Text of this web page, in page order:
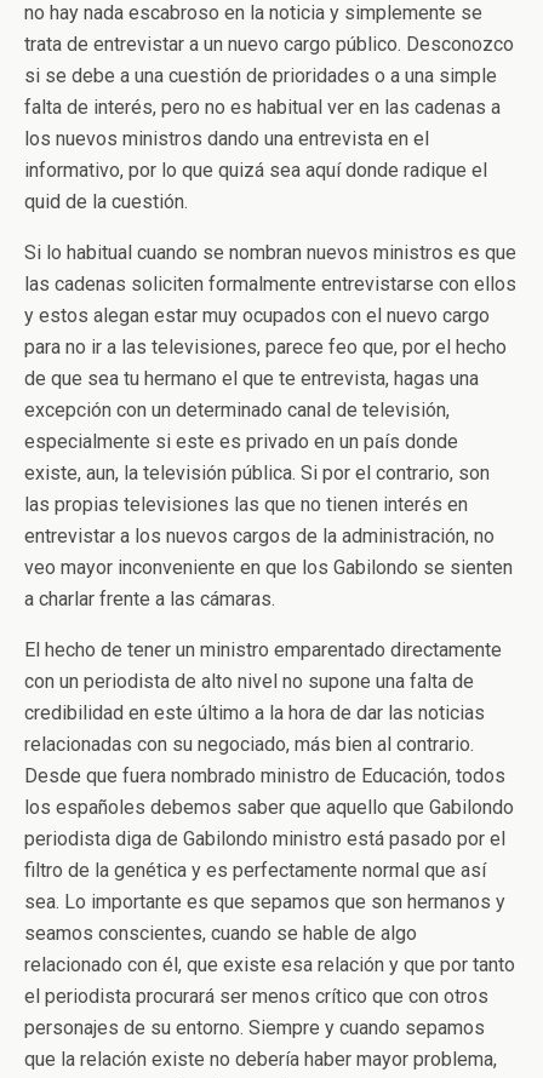
no hay nada escabroso en la noticia y simplemente se
trata de entrevistar a un nuevo cargo público. Desconozco
si se debe a una cuestión de prioridades o a una simple
falta de interés, pero no es habitual ver en las cadenas a
los nuevos ministros dando una entrevista en el
informativo, por lo que quizá sea aquí donde radique el
quid de la cuestión.
Si lo habitual cuando se nombran nuevos ministros es que
las cadenas soliciten formalmente entrevistarse con ellos
y estos alegan estar muy ocupados con el nuevo cargo
para no ir a las televisiones, parece feo que, por el hecho
de que sea tu hermano el que te entrevista, hagas una
excepción con un determinado canal de televisión,
especialmente si este es privado en un país donde
existe, aun, la televisión pública. Si por el contrario, son
las propias televisiones las que no tienen interés en
entrevistar a los nuevos cargos de la administración, no
veo mayor inconveniente en que los Gabilondo se sienten
a charlar frente a las cámaras.
El hecho de tener un ministro emparentado directamente
con un periodista de alto nivel no supone una falta de
credibilidad en este último a la hora de dar las noticias
relacionadas con su negociado, más bien al contrario.
Desde que fuera nombrado ministro de Educación, todos
los españoles debemos saber que aquello que Gabilondo
periodista diga de Gabilondo ministro está pasado por el
filtro de la genética y es perfectamente normal que así
sea. Lo importante es que sepamos que son hermanos y
seamos conscientes, cuando se hable de algo
relacionado con él, que existe esa relación y que por tanto
el periodista procurará ser menos crítico que con otros
personajes de su entorno. Siempre y cuando sepamos
que la relación existe no debería haber mayor problema,